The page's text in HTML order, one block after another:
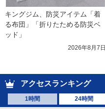
キングジム、防災アイテム「着
る布団」「折りたためる防災ベ
ッド」
2026年8月7日
アクセスランキング
1時間 24時間